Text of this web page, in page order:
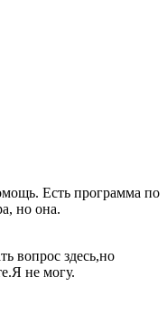
Есть программа по
но она.
вопрос здесь,но
не могу.